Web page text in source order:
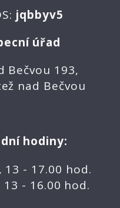
jqbbyv5
úřad
Bečvou 193,
nad Bečvou
hodiny:
13 - 17.00 hod.
13 - 16.00 hod.